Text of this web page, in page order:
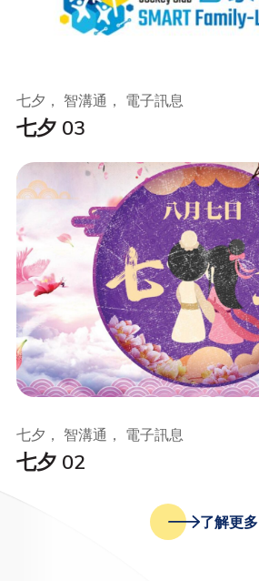
七夕 03
七夕， 智溝通， 電子訊息
七夕 02
七夕， 智溝通， 電子訊息
了解更多